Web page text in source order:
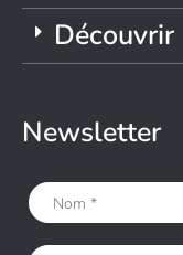
Découvrir
Newsletter